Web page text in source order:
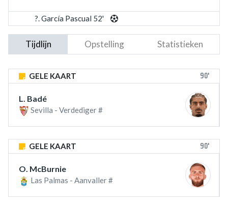
?. García Pascual 52'
Tijdlijn Opstelling Statistieken
GELE KAART 90'
L. Badé
Sevilla - Verdediger #
GELE KAART 90'
O. McBurnie
Las Palmas - Aanvaller #